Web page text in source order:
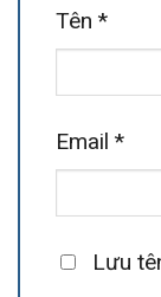
Tên *
Email *
Lưu